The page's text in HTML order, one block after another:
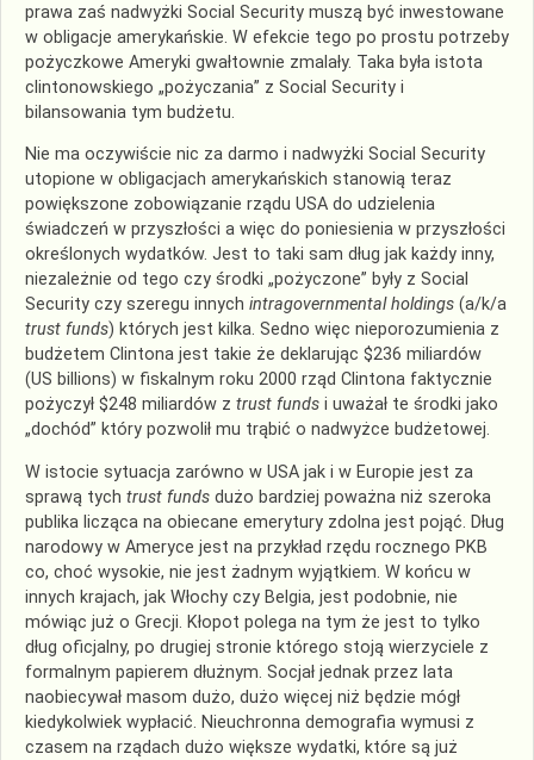
prawa zaś nadwyżki Social Security muszą być inwestowane
w obligacje amerykańskie. W efekcie tego po prostu potrzeby
pożyczkowe Ameryki gwałtownie zmalały. Taka była istota
clintonowskiego „pożyczania” z Social Security i
bilansowania tym budżetu.
Nie ma oczywiście nic za darmo i nadwyżki Social Security
utopione w obligacjach amerykańskich stanowią teraz
powiększone zobowiązanie rządu USA do udzielenia
świadczeń w przyszłości a więc do poniesienia w przyszłości
określonych wydatków. Jest to taki sam dług jak każdy inny,
niezależnie od tego czy środki „pożyczone” były z Social
Security czy szeregu innych intragovernmental holdings (a/k/a
trust funds) których jest kilka. Sedno więc nieporozumienia z
budżetem Clintona jest takie że deklarując $236 miliardów
(US billions) w fiskalnym roku 2000 rząd Clintona faktycznie
pożyczył $248 miliardów z trust funds i uważał te środki jako
„dochód” który pozwolił mu trąbić o nadwyżce budżetowej.
W istocie sytuacja zarówno w USA jak i w Europie jest za
sprawą tych trust funds dużo bardziej poważna niż szeroka
publika licząca na obiecane emerytury zdolna jest pojąć. Dług
narodowy w Ameryce jest na przykład rzędu rocznego PKB
co, choć wysokie, nie jest żadnym wyjątkiem. W końcu w
innych krajach, jak Włochy czy Belgia, jest podobnie, nie
mówiąc już o Grecji. Kłopot polega na tym że jest to tylko
dług oficjalny, po drugiej stronie którego stoją wierzyciele z
formalnym papierem dłużnym. Socjał jednak przez lata
naobiecywał masom dużo, dużo więcej niż będzie mógł
kiedykolwiek wypłacić. Nieuchronna demografia wymusi z
czasem na rządach dużo większe wydatki, które są już